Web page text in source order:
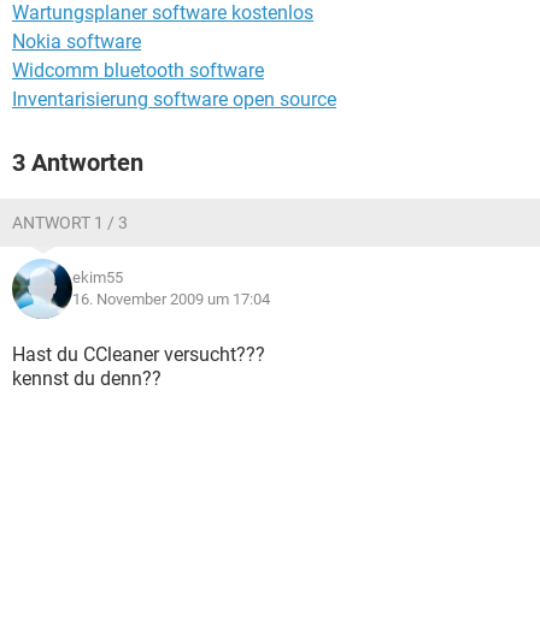
Wartungsplaner software kostenlos
Nokia software
Widcomm bluetooth software
Inventarisierung software open source
3 Antworten
ANTWORT 1 / 3
ekim55
16. November 2009 um 17:04
Hast du CCleaner versucht???
kennst du denn??